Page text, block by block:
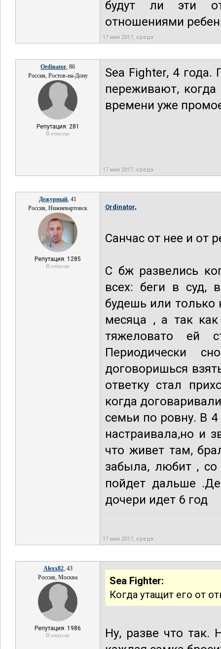
будут ли эти
отношениями
17 мая 2017, среда
Ordinator, 86
Россия, Ростов-на-Дону
Репутация: 281
В отпуске
Sea Fighter, 4 года.
переживают,
времени уже
17 мая 2017, среда
Дежурный, 41
Россия, Нижневартовск
Репутация: 1285
В отпуске
Ordinator,
Санчас от нее и от
С бж развелись
всех: беги в суд,
будешь или только
месяца , а так
тяжеловато ей
Периодически
договоришься
ответку стал
когда
семьи по ровну. В
настраивала,но и
что живет там,
забыла, любит ,
пойдет дальше
дочери идет 6 год
17 мая 2017, среда
Alexx82, 43
Россия, Москва
Репутация: 1986
В отпуске
Sea Fighter:
Когда утащит его от
Ну, разве что так.